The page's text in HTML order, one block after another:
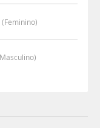
(feminino)